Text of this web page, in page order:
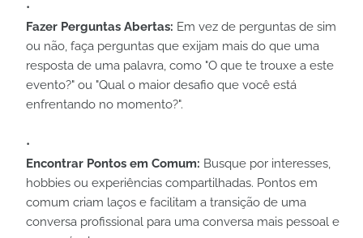
Fazer Perguntas Abertas: Em vez de perguntas de sim
ou não, faça perguntas que exijam mais do que uma
resposta de uma palavra, como "O que te trouxe a este
evento?" ou "Qual o maior desafio que você está
enfrentando no momento?".
Encontrar Pontos em Comum: Busque por interesses,
hobbies ou experiências compartilhadas. Pontos em
comum criam laços e facilitam a transição de uma
conversa profissional para uma conversa mais pessoal e